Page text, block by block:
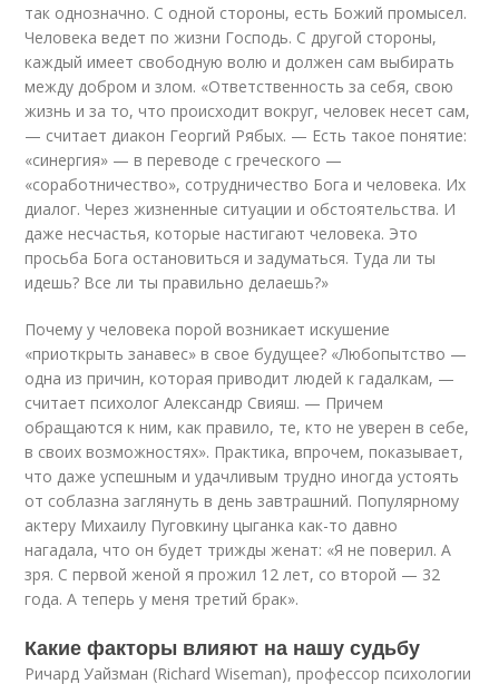
так однозначно. С одной стороны, есть Божий промысел.
Человека ведет по жизни Господь. С другой стороны,
каждый имеет свободную волю и должен сам выбирать
между добром и злом. «Ответственность за себя, свою
жизнь и за то, что происходит вокруг, человек несет сам,
— считает диакон Георгий Рябых. — Есть такое понятие:
«синергия» — в переводе с греческого —
«соработничество», сотрудничество Бога и человека. Их
диалог. Через жизненные ситуации и обстоятельства. И
даже несчастья, которые настигают человека. Это
просьба Бога остановиться и задуматься. Туда ли ты
идешь? Все ли ты правильно делаешь?»
Почему у человека порой возникает искушение
«приоткрыть занавес» в свое будущее? «Любопытство —
одна из причин, которая приводит людей к гадалкам, —
считает психолог Александр Свияш. — Причем
обращаются к ним, как правило, те, кто не уверен в себе,
в своих возможностях». Практика, впрочем, показывает,
что даже успешным и удачливым трудно иногда устоять
от соблазна заглянуть в день завтрашний. Популярному
актеру Михаилу Пуговкину цыганка как-то давно
нагадала, что он будет трижды женат: «Я не поверил. А
зря. С первой женой я прожил 12 лет, со второй — 32
года. А теперь у меня третий брак».
Какие факторы влияют на нашу судьбу
Ричард Уайзман (Richard Wiseman), профессор психологии